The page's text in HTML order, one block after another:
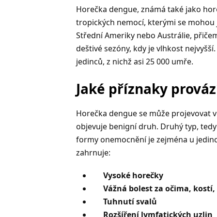
Horečka dengue, známá také jako
tropických nemocí, kterými se
Střední Ameriky nebo Austrálie,
deštivé sezóny, kdy je vlhkost
jedinců, z nichž asi 25 000 umře.
Jaké příznaky
Horečka dengue se může projevovat
objevuje benigní druh. Druhý typ,
formy onemocnění je zejména u
zahrnuje:
Vysoké horečky
Vážná bolest za očima,
Tuhnutí svalů
Rozšíření lymfatických uzlin